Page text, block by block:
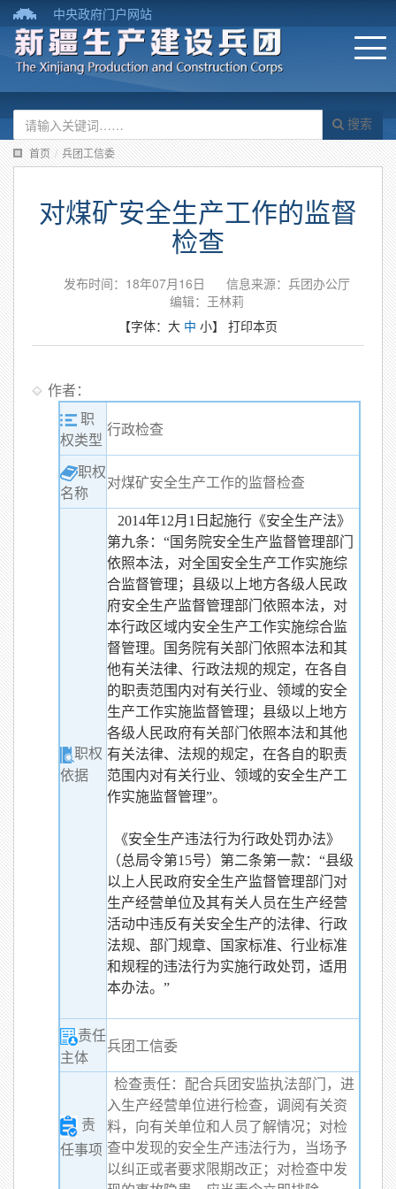
中央政府门户网站
搜索
首页 / 兵团工信委
对煤矿安全生产工作的监督
检查
发布时间：18年07月16日
信息来源：兵团办公厅
编辑：王林莉
【字体： 大 中 小】 打印本页
作者：
职
权类型
行政检查
职权
名称
对煤矿安全生产工作的监督检查
职权
依据
2014年12月1日起施行《安全生产法》
第九条：“国务院安全生产监督管理部门
依照本法，对全国安全生产工作实施综
合监督管理；县级以上地方各级人民政
府安全生产监督管理部门依照本法，对
本行政区域内安全生产工作实施综合监
督管理。国务院有关部门依照本法和其
他有关法律、行政法规的规定，在各自
的职责范围内对有关行业、领域的安全
生产工作实施监督管理；县级以上地方
各级人民政府有关部门依照本法和其他
有关法律、法规的规定，在各自的职责
范围内对有关行业、领域的安全生产工
作实施监督管理”。
《安全生产违法行为行政处罚办法》
（总局令第15号）第二条第一款：“县级
以上人民政府安全生产监督管理部门对
生产经营单位及其有关人员在生产经营
活动中违反有关安全生产的法律、行政
法规、部门规章、国家标准、行业标准
和规程的违法行为实施行政处罚，适用
本办法。”
责任
主体
兵团工信委
责
任事项
检查责任：配合兵团安监执法部门，进
入生产经营单位进行检查，调阅有关资
料，向有关单位和人员了解情况；对检
查中发现的安全生产违法行为，当场予
以纠正或者要求限期改正；对检查中发